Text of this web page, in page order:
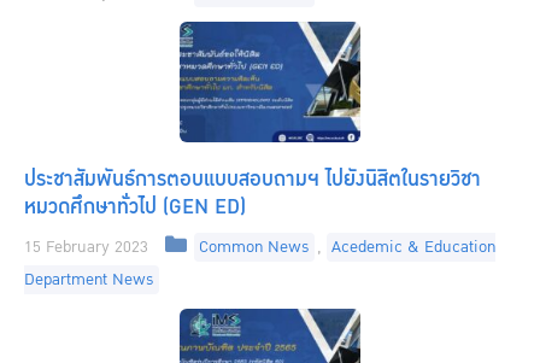
ประชาสัมพันธ์การตอบแบบสอบถามฯ ไปยังนิสิตในรายวิชา
หมวดศึกษาทั่วไป (GEN ED)
15 February 2023 Categories
Common News , Acedemic & Education
Department News